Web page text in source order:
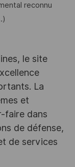
reconnu
le site
La
et
faire dans
de défense,
de services